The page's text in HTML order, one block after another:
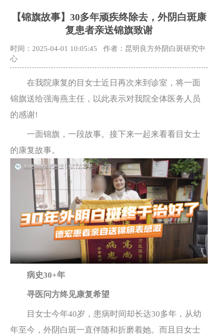
【锦旗故事】30多年顽疾终除去，外阴白斑康
复患者亲送锦旗致谢
时间：2025-04-01 10:05:45
作者：昆明良方外阴白斑研究中
心
在我院康复的目女士近日再次来到诊室，将一面
锦旗送给强海燕主任，以此表示对我院全体医务人员
的感谢!
一面锦旗，一段故事。接下来一起来看看目女士
的康复故事。
病史30+年
寻医问方终见康复希望
目女士今年40岁，患病时间却长达30多年，从幼
年至今，外阴白斑一直伴随和折磨着她。而且目女士